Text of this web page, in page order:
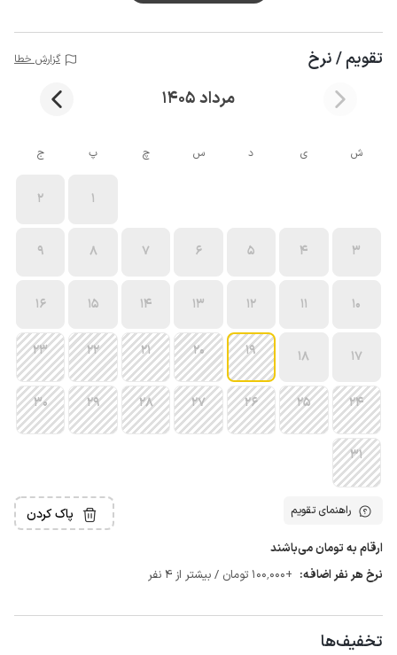
تقویم / نرخ گزارش خطا
مرداد 1405
ش ی د س چ پ ج
1
2
3
4
5
6
7
8
9
10
11
12
13
14
15
16
17
18
19
20
21
22
23
24
25
26
27
28
29
30
31
راهنمای تقویم پاک کردن
ارقام به تومان می‌باشند
نرخ هر نفر اضافه: +100٬000 تومان / بیشتر از 4 نفر
تخفیف‌ها